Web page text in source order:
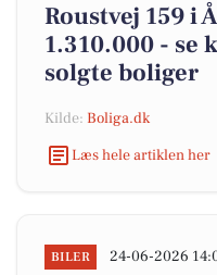
Roustvej 159 i
1.310.000 - se
solgte boliger
Kilde: Boliga.dk
Læs hele artiklen her
BILER 24-06-2026